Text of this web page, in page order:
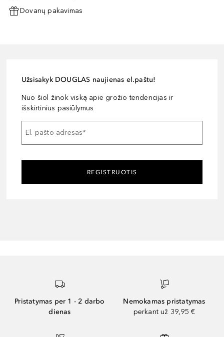
Dovanų pakavimas
Užsisakyk DOUGLAS naujienas el.paštu!
Nuo šiol žinok viską apie grožio tendencijas ir
išskirtinius pasiūlymus
El. pašto adresas*
REGISTRUOTIS
Pristatymas per 1 - 2 darbo
dienas
Nemokamas pristatymas
perkant už 39,95 €